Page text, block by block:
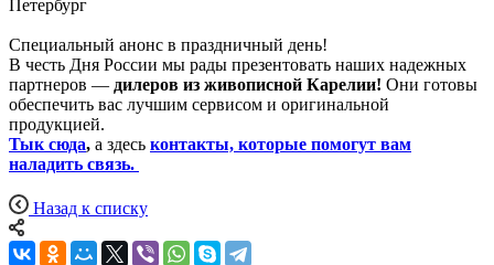
Петербург
Специальный анонс в праздничный день!
В честь Дня России мы рады презентовать наших надежных
партнеров — дилеров из живописной Карелии! Они готовы
обеспечить вас лучшим сервисом и оригинальной
продукцией.
Тык сюда, а здесь контакты, которые помогут вам
наладить связь.
Назад к списку